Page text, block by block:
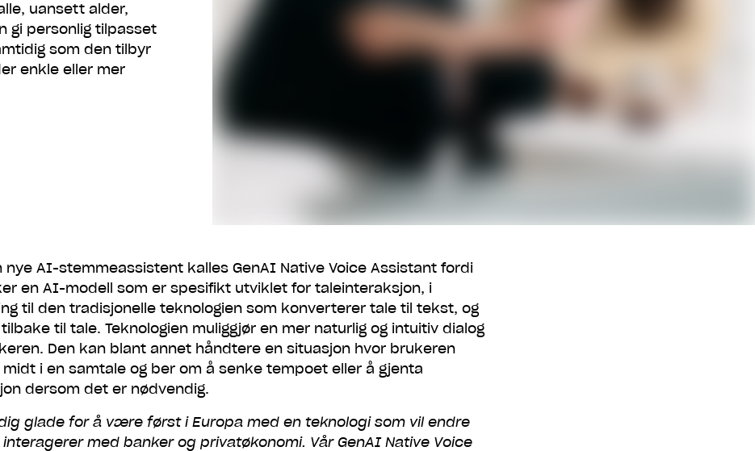
uansett alder,
gi personlig tilpasset
som den tilbyr
enkle eller mer
nye AI-stemmeassistent kalles GenAI Native Voice Assistant fordi
en AI-modell som er spesifikt utviklet for taleinteraksjon, i
til den tradisjonelle teknologien som konverterer tale til tekst, og
til tale. Teknologien muliggjør en mer naturlig og intuitiv dialog
Den kan blant annet håndtere en situasjon hvor brukeren
i en samtale og ber om å senke tempoet eller å gjenta
dersom det er nødvendig.
glade for å være først i Europa med en teknologi som vil endre
med banker og privatøkonomi. Vår GenAI Native Voice